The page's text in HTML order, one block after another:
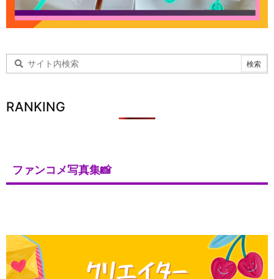
RANKING
ファンコメ写真集📸